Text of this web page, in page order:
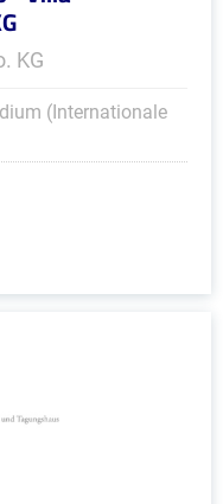
KG
(Internationale